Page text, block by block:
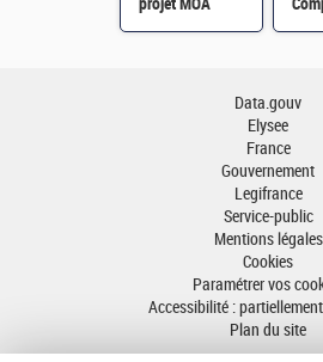
projet MOA
Innovation
Data.gouv
Elysee
France
Gouvernement
Legifrance
Service-public
Mentions légales
Cookies
Paramétrer vos
Accessibilité :
Plan du site